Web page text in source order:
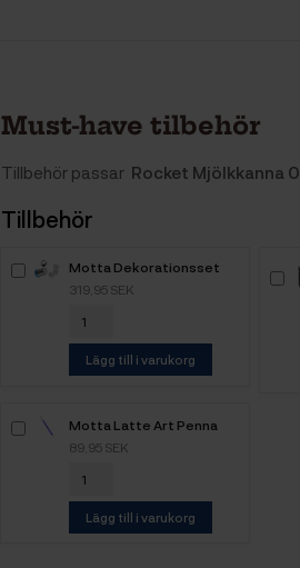
Must-have tilbehör
Tillbehör passar Rocket Mjölkkanna
Tillbehör
Motta Dekorationsset
319,95 SEK
Lägg till i varukorg
Motta Latte Art Penna
Blå
89,95 SEK
Lägg till i varukorg